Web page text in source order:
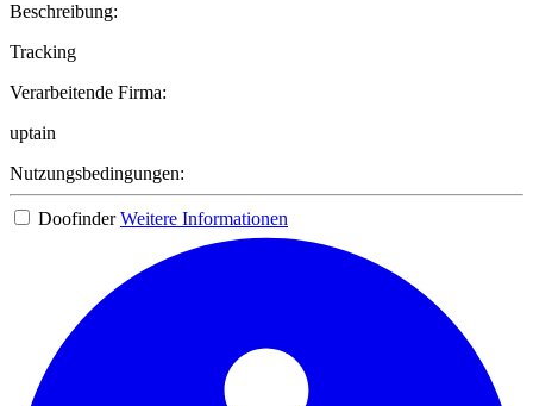
Beschreibung:
Tracking
Verarbeitende Firma:
uptain
Nutzungsbedingungen:
Doofinder Weitere Informationen